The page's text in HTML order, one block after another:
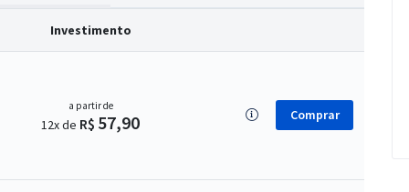
Investimento
a partir de
12x de R$ 57,90 Comprar